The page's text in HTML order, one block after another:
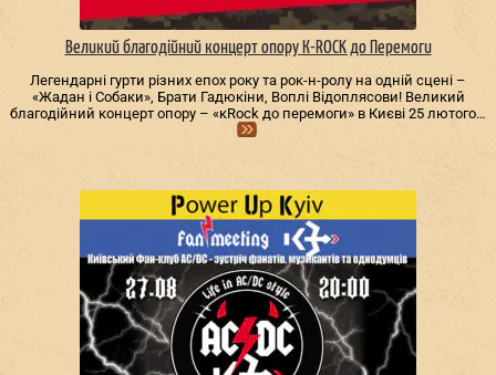
Великий благодійний концерт опору К-ROCK до Перемоги
Легендарні гурти різних епох року та рок-н-ролу на одній сцені –
«Жадан і Собаки», Брати Гадюкіни, Воплі Відоплясови! Великий
благодійний концерт опору – «кRock до перемоги» в Києві 25 лютого…